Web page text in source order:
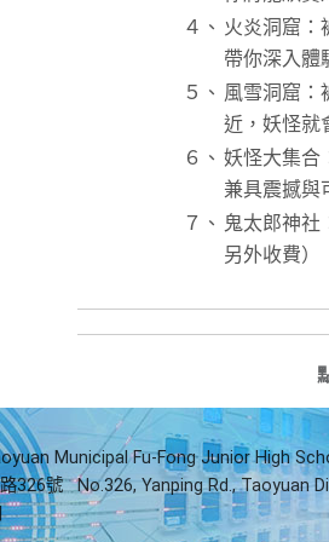
４、 火炎洞窟：
帶你深入體
５、 風雪洞窟：
近，妖怪就
６、 妖怪大集合
兼具震撼與
７、 鬼太郎神社
另外收費）
Municipal Fu-Fong Junior High
326號
No.326, Yanping Rd., Taoyuan
|